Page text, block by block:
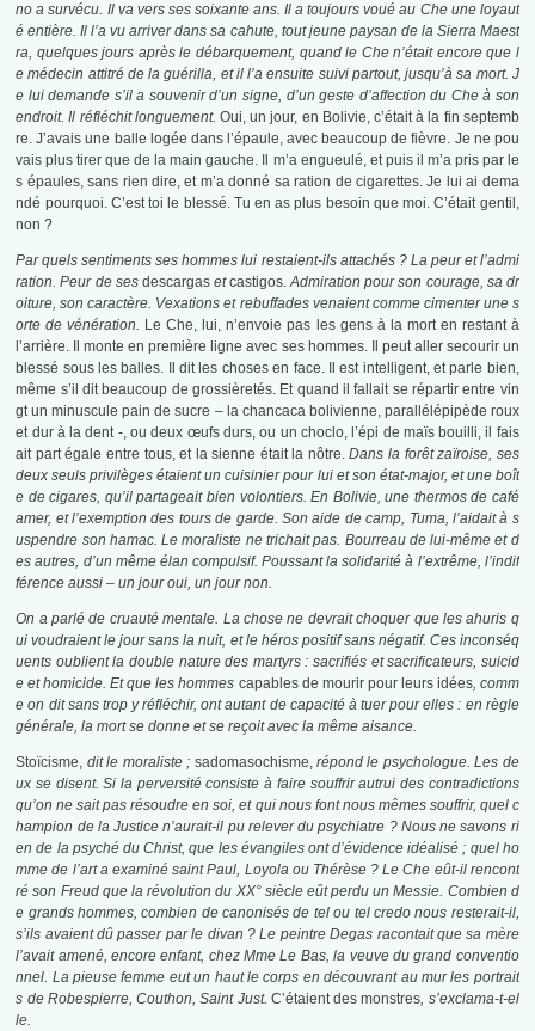
no a survécu. Il va vers ses soixante ans. Il a toujours voué au Che une loyaut
é entière. Il l’a vu arriver dans sa cahute, tout jeune paysan de la Sierra Maest
ra, quelques jours après le débarquement, quand le Che n’était encore que l
e médecin attitré de la guérilla, et il l’a ensuite suivi partout, jusqu’à sa mort. J
e lui demande s’il a souvenir d’un signe, d’un geste d’affection du Che à son
endroit. Il réfléchit longuement.Oui, un jour, en Bolivie, c’était à la fin septemb
re. J’avais une balle logée dans l’épaule, avec beaucoup de fièvre. Je ne pou
vais plus tirer que de la main gauche. Il m’a engueulé, et puis il m’a pris par le
s épaules, sans rien dire, et m’a donné sa ration de cigarettes. Je lui ai dema
ndé pourquoi. C’est toi le blessé. Tu en as plus besoin que moi. C’était gentil,
non ?
Par quels sentiments ses hommes lui restaient-ils attachés ? La peur et l’admi
ration. Peur de ses descargas etcastigos.Admiration pour son courage, sa dr
oiture, son caractère. Vexations et rebuffades venaient comme cimenter une s
orte de vénération. Le Che, lui, n’envoie pas les gens à la mort en restant à
l’arrière. Il monte en première ligne avec ses hommes. Il peut aller secourir un
blessé sous les balles. Il dit les choses en face. Il est intelligent, et parle bien,
même s’il dit beaucoup de grossièretés. Et quand il fallait se répartir entre vin
gt un minuscule pain de sucre – la chancaca bolivienne, parallélépipède roux
et dur à la dent -, ou deux œufs durs, ou un choclo, l’épi de maïs bouilli, il fais
ait part égale entre tous, et la sienne était la nôtre.Dans la forêt zaïroise, ses
deux seuls privilèges étaient un cuisinier pour lui et son état-major, et une boît
e de cigares, qu’il partageait bien volontiers. En Bolivie, une thermos de café
amer, et l’exemption des tours de garde. Son aide de camp, Tuma, l’aidait à s
uspendre son hamac. Le moraliste ne trichait pas. Bourreau de lui-même et d
es autres, d’un même élan compulsif. Poussant la solidarité à l’extrême, l’indif
férence aussi – un jour oui, un jour non.
On a parlé de cruauté mentale. La chose ne devrait choquer que les ahuris q
ui voudraient le jour sans la nuit, et le héros positif sans négatif. Ces inconséq
uents oublient la double nature des martyrs : sacrifiés et sacrificateurs, suicid
e et homicide. Et que les hommes capables de mourir pour leurs idées, comm
e on dit sans trop y réfléchir, ont autant de capacité à tuer pour elles : en règle
générale, la mort se donne et se reçoit avec la même aisance.
Stoïcisme, dit le moraliste ; sadomasochisme, répond le psychologue. Les de
ux se disent. Si la perversité consiste à faire souffrir autrui des contradictions
qu’on ne sait pas résoudre en soi, et qui nous font nous mêmes souffrir, quel c
hampion de la Justice n’aurait-il pu relever du psychiatre ? Nous ne savons ri
en de la psyché du Christ, que les évangiles ont d’évidence idéalisé ; quel ho
mme de l’art a examiné saint Paul, Loyola ou Thérèse ? Le Che eût-il rencont
ré son Freud que la révolution du XX° siècle eût perdu un Messie. Combien d
e grands hommes, combien de canonisés de tel ou tel credo nous resterait-il,
s’ils avaient dû passer par le divan ? Le peintre Degas racontait que sa mère
l’avait amené, encore enfant, chez Mme Le Bas, la veuve du grand conventio
nnel. La pieuse femme eut un haut le corps en découvrant au mur les portrait
s de Robespierre, Couthon, Saint Just. C’étaient des monstres, s’exclama-t-el
le.